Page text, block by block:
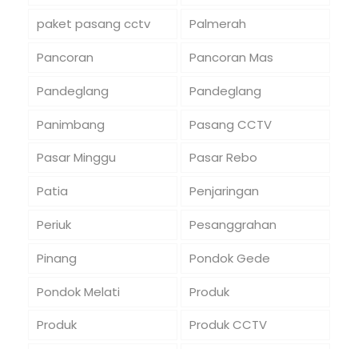
paket pasang cctv
Palmerah
Pancoran
Pancoran Mas
Pandeglang
Pandeglang
Panimbang
Pasang CCTV
Pasar Minggu
Pasar Rebo
Patia
Penjaringan
Periuk
Pesanggrahan
Pinang
Pondok Gede
Pondok Melati
Produk
Produk
Produk CCTV